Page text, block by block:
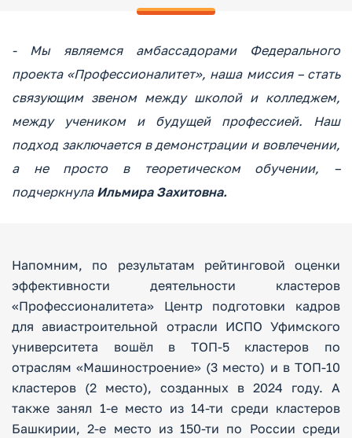
- Мы являемся амбассадорами Федерального
проекта «Профессионалитет», наша миссия – стать
связующим звеном между школой и колледжем,
между учеником и будущей профессией. Наш
подход заключается в демонстрации и вовлечении,
а не просто в теоретическом обучении, –
подчеркнула Ильмира Захитовна.
Напомним, по результатам рейтинговой оценки
эффективности деятельности кластеров
«Профессионалитета» Центр подготовки кадров
для авиастроительной отрасли ИСПО Уфимского
университета вошёл в ТОП-5 кластеров по
отраслям «Машиностроение» (3 место) и в ТОП-10
кластеров (2 место), созданных в 2024 году. А
также занял 1-е место из 14-ти среди кластеров
Башкирии, 2-е место из 150-ти по России среди